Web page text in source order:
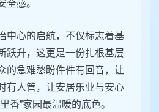
全感。
中心的启航，不仅标志着基
跃升，这更是一份扎根基层
的急难愁盼件件有回音，让
有人管，让安居乐业与安心
香”家园最温暖的底色。